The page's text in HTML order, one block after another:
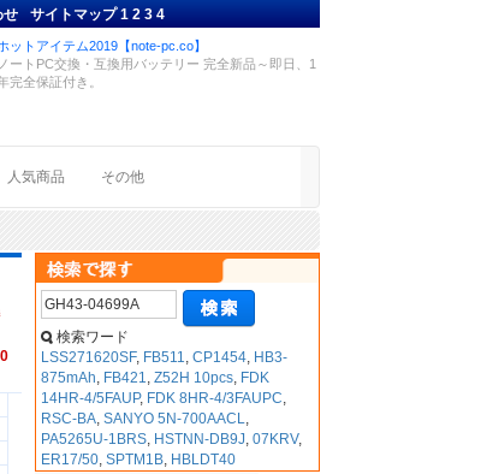
せ サイトマップ 1234
ットアイテム2019【note-pc.co】
ノートPC交換・互換用バッテリー 完全新品～即日、1
完全保証付き。
人気商品 その他
検索ワード
LSS271620SF, FB511,CP1454, HB3-
875mAh, FB421,Z52H 10pcs, FDK
14HR-4/5FAUP, FDK 8HR-4/3FAUPC,
RSC-BA,SANYO 5N-700AACL,
PA5265U-1BRS, HSTNN-DB9J,07KRV,
ER17/50,SPTM1B, HBLDT40